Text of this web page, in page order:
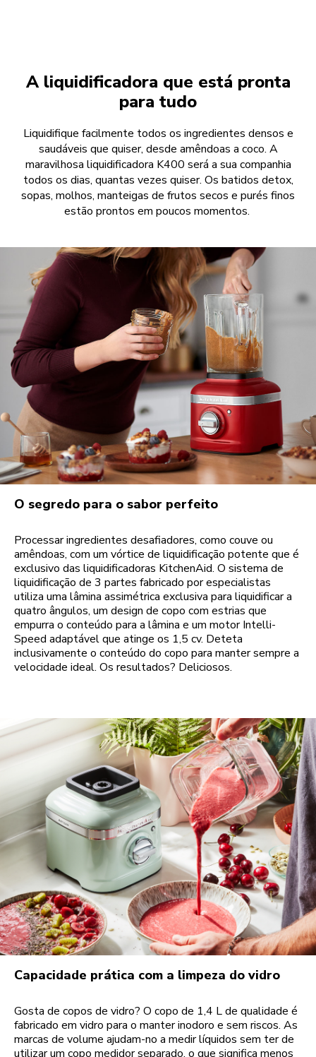
A liquidificadora que está pronta
para tudo
Liquidifique facilmente todos os ingredientes densos e
saudáveis que quiser, desde amêndoas a coco. A
maravilhosa liquidificadora K400 será a sua companhia
todos os dias, quantas vezes quiser. Os batidos detox,
sopas, molhos, manteigas de frutos secos e purés finos
estão prontos em poucos momentos.
O segredo para o sabor perfeito
Processar ingredientes desafiadores, como couve ou
amêndoas, com um vórtice de liquidificação potente que é
exclusivo das liquidificadoras KitchenAid. O sistema de
liquidificação de 3 partes fabricado por especialistas
utiliza uma lâmina assimétrica exclusiva para liquidificar a
quatro ângulos, um design de copo com estrias que
empurra o conteúdo para a lâmina e um motor Intelli-
Speed adaptável que atinge os 1,5 cv. Deteta
inclusivamente o conteúdo do copo para manter sempre a
velocidade ideal. Os resultados? Deliciosos.
Capacidade prática com a limpeza do vidro
Gosta de copos de vidro? O copo de 1,4 L de qualidade é
fabricado em vidro para o manter inodoro e sem riscos. As
marcas de volume ajudam-no a medir líquidos sem ter de
utilizar um copo medidor separado, o que significa menos